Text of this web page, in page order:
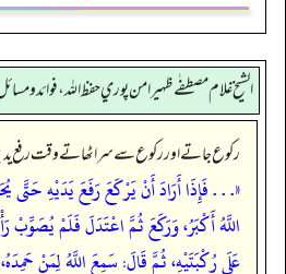
الشيخ غلام مصطفٰے ظهير امن پوري حفظ الله، فوائد و
رکوع جاتے اور رکوع سے سر اٹھاتے وقت رفع
«. . . فَإِذَا أَرَادَ أَنْ يَرْكَعَ رَفَعَ يَدَيْهِ حَتَّى
اللَّهُ أَكْبَرُ، وَرَكَعَ ثُمَّ اعْتَدَلَ فَلَمْ يُصَوِّبْ
عَلَى رُكْبَتَيْهِ، ثُمَّ قَالَ: سَمِعَ اللَّهُ لِمَنْ